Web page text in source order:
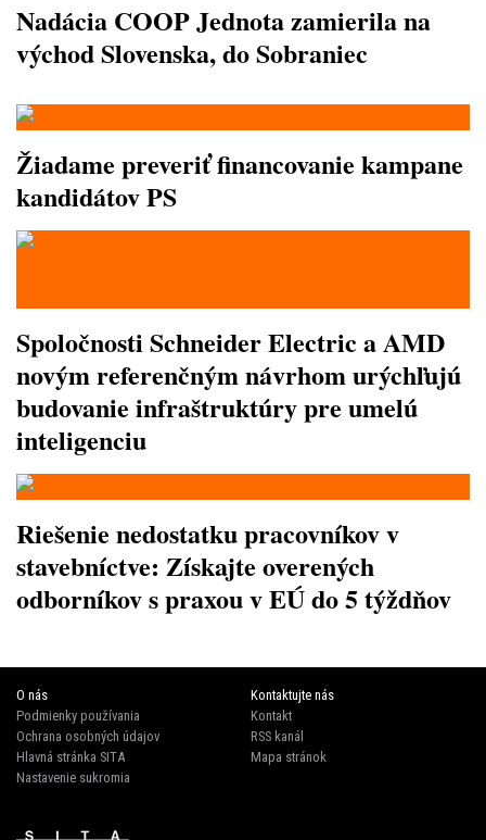
Nadácia COOP Jednota zamierila na
východ Slovenska, do Sobraniec
Žiadame preveriť financovanie kampane
kandidátov PS
Spoločnosti Schneider Electric a AMD
novým referenčným návrhom urýchľujú
budovanie infraštruktúry pre umelú
inteligenciu
Riešenie nedostatku pracovníkov v
stavebníctve: Získajte overených
odborníkov s praxou v EÚ do 5 týždňov
O nás
Podmienky používania
Ochrana osobných údajov
Hlavná stránka SITA
Nastavenie sukromia
Kontaktujte nás
Kontakt
RSS kanál
Mapa stránok